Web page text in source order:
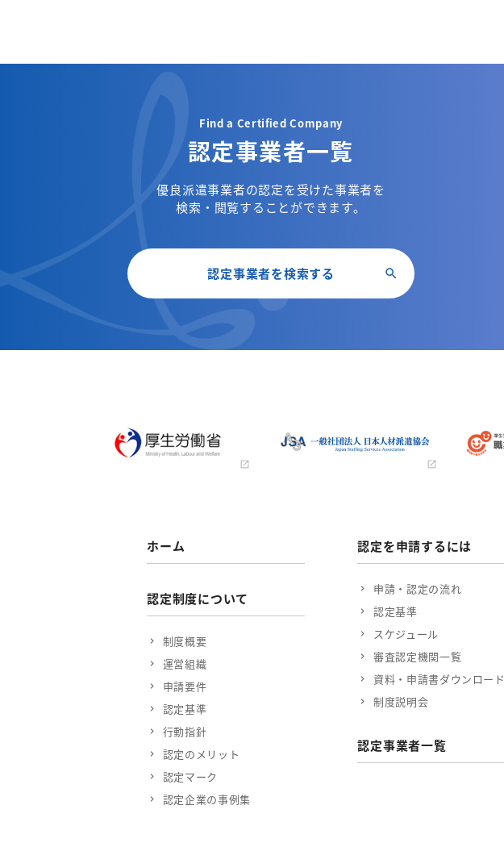
Find a Certified Company
認定事業者一覧
優良派遣事業者の認定を受けた事業者を
検索・閲覧することができます。
認定事業者を検索する
ホーム
認定制度について
制度概要
運営組織
申請要件
認定基準
行動指針
認定のメリット
認定マーク
認定企業の事例集
認定を申請するには
申請・認定の流れ
認定基準
スケジュール
審査認定機関一覧
資料・申請書ダウンロード
制度説明会
認定事業者一覧